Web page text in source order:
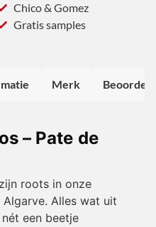
Chico & Gomez
Gratis samples
Merk
– Pate de
roots in onze
Alles wat uit
een beetje